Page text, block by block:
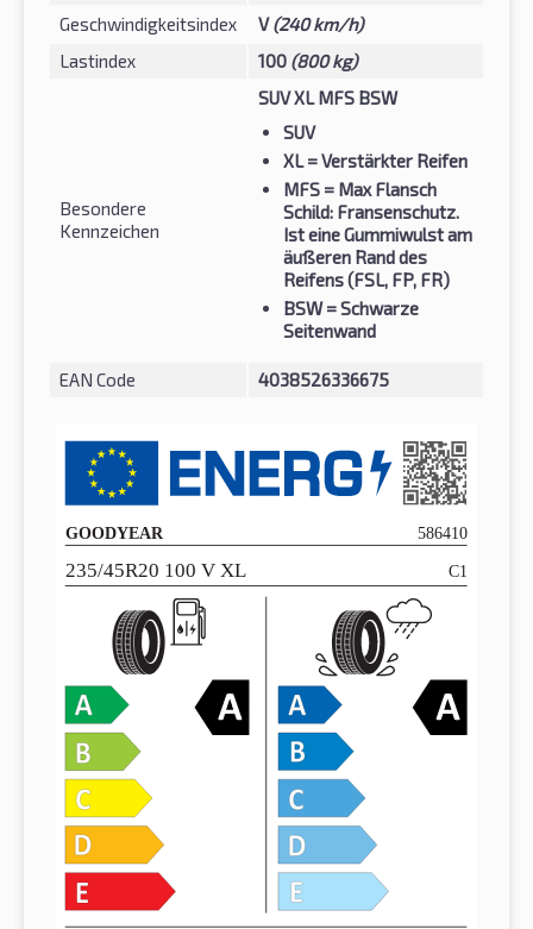
Geschwindigkeitsindex
V(240 km/h)
Lastindex
100 (800 kg)
Besondere
Kennzeichen
SUV XL MFS BSW
SUV
XL= Verstärkter Reifen
MFS = Max Flansch
Schild: Fransenschutz.
Ist eine Gummiwulst am
äußeren Rand des
Reifens (FSL, FP, FR)
BSW= Schwarze
Seitenwand
EAN Code 4038526336675